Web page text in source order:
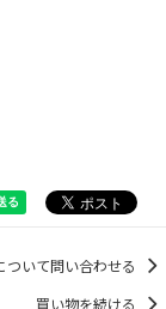
ついて問い合わせる
買い物を続ける